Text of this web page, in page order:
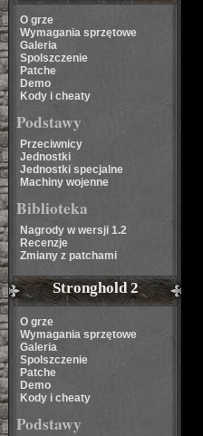
O grze
Wymagania sprzętowe
Galeria
Spolszczenie
Patche
Demo
Kody i cheaty
Podstawy
Przeciwnicy
Jednostki
Jednostki specjalne
Machiny wojenne
Biblioteka
Nagrody w wersji 1.2
Recenzje
Zmiany z patchami
Stronghold 2
O grze
Wymagania sprzętowe
Galeria
Spolszczenie
Patche
Demo
Kody i cheaty
Podstawy